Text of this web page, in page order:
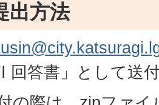
出方法
回答書」として送